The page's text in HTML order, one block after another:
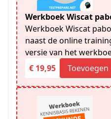
Werkboek Wiscat
Werkboek Wiscat
naast de online
versie van het
€ 19,95
Toevoegen